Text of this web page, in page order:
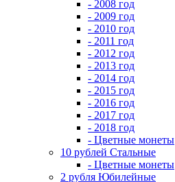
- 2008 год
- 2009 год
- 2010 год
- 2011 год
- 2012 год
- 2013 год
- 2014 год
- 2015 год
- 2016 год
- 2017 год
- 2018 год
- Цветные монеты
10 рублей Стальные
- Цветные монеты
2 рубля Юбилейные